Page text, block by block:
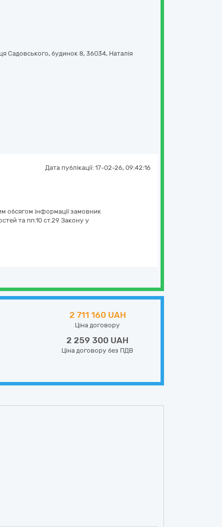
Садовського, будинок 8, 36034, Наталія
Дата публікації: 17-02-26, 09:42:16
обсягом інформації замовник
та пп.10 ст.29 Закону у
2 711 160 UAH
Ціна договору
2 259 300 UAH
Ціна договору без ПДВ